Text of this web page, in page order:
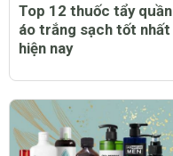
Top 12 thuốc tẩy quần
áo trắng sạch tốt nhất
hiện nay